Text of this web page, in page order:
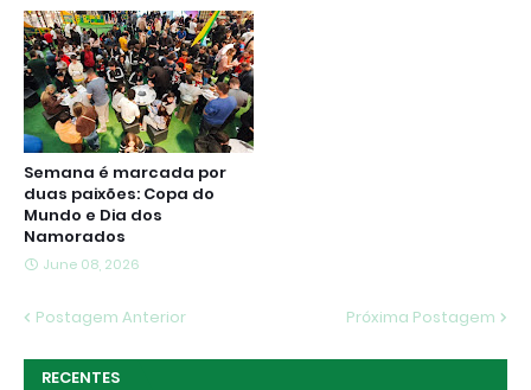
Semana é marcada por
duas paixões: Copa do
Mundo e Dia dos
Namorados
June 08, 2026
Postagem Anterior Próxima Postagem
RECENTES